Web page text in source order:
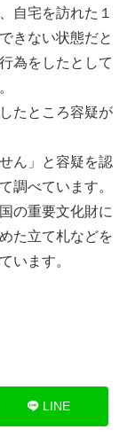
自宅を訪れた１
きない状態だと
為をしたとして
たところ容疑が
ん」と容疑を認
調べています。
の重要文化財に
た立て札などを
います。
LINE